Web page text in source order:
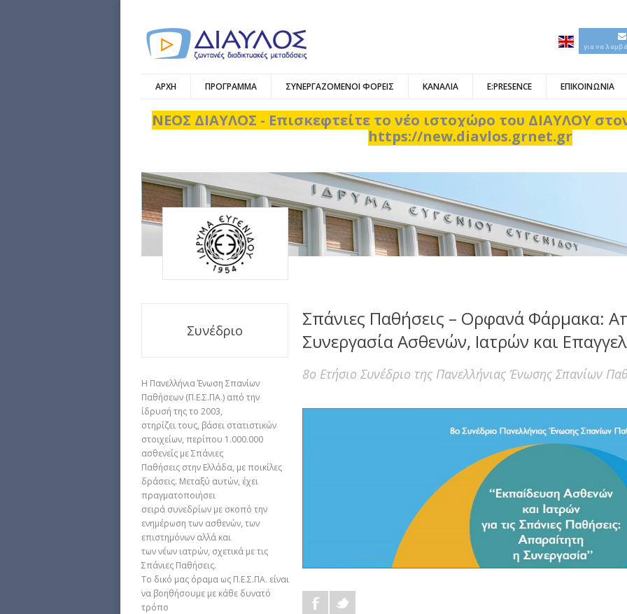
για να
ΑΡΧΗ ΠΡΟΓΡΑΜΜΑ ΣΥΝΕΡΓΑΖΟΜΕΝΟΙ ΦΟΡΕΙΣ ΚΑΝΑΛΙΑ E:PRESENCE ΕΠΙΚΟΙΝΩΝΙΑ
ΝΕΟΣ ΔΙΑΥΛΟΣ - Επισκεφτείτε το νέο ιστοχώρο του ΔΙΑΥΛΟΥ
https://new.diavlos.grnet.gr
Σπάνιες Παθήσεις – Ορφανά Φάρμακα:
Συνεργασία Ασθενών, Ιατρών και
8ο Ετήσιο Συνέδριο της Πανελλήνιας Ένωσης Σπανίων
Συνέδριο
Η Πανελλήνια Ένωση Σπανίων
Παθήσεων (Π.Ε.Σ.ΠΑ.) από την
ίδρυσή της το 2003,
στηρίζει τους, βάσει στατιστικών
στοιχείων, περίπου 1.000.000
ασθενείς με Σπάνιες
Παθήσεις στην Ελλάδα, με ποικίλες
δράσεις. Μεταξύ αυτών, έχει
πραγματοποιήσει
σειρά συνεδρίων με σκοπό την
ενημέρωση των ασθενών, των
επιστημόνων αλλά και
των νέων ιατρών, σχετικά με τις
Σπάνιες Παθήσεις.
Το δικό μας όραμα ως Π.Ε.Σ.ΠΑ. είναι
να βοηθήσουμε με κάθε δυνατό
τρόπο